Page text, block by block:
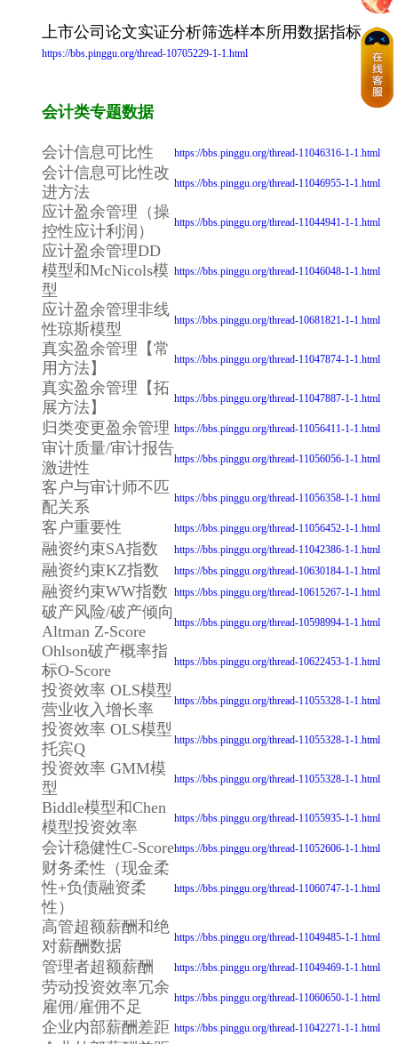
上市公司论文实证分析筛选样本所用数据指标
https://bbs.pinggu.org/thread-10705229-1-1.html
会计类专题数据
会计信息可比性 https://bbs.pinggu.org/thread-11046316-1-1.html
会计信息可比性改
进方法
https://bbs.pinggu.org/thread-11046955-1-1.html
应计盈余管理（操
控性应计利润）
https://bbs.pinggu.org/thread-11044941-1-1.html
应计盈余管理DD
模型和McNicols模
型
https://bbs.pinggu.org/thread-11046048-1-1.html
应计盈余管理非线
性琼斯模型
https://bbs.pinggu.org/thread-10681821-1-1.html
真实盈余管理【常
用方法】
https://bbs.pinggu.org/thread-11047874-1-1.html
真实盈余管理【拓
展方法】
https://bbs.pinggu.org/thread-11047887-1-1.html
归类变更盈余管理 https://bbs.pinggu.org/thread-11056411-1-1.html
审计质量/审计报告
激进性
https://bbs.pinggu.org/thread-11056056-1-1.html
客户与审计师不匹
配关系
https://bbs.pinggu.org/thread-11056358-1-1.html
客户重要性 https://bbs.pinggu.org/thread-11056452-1-1.html
融资约束SA指数 https://bbs.pinggu.org/thread-11042386-1-1.html
融资约束KZ指数 https://bbs.pinggu.org/thread-10630184-1-1.html
融资约束WW指数 https://bbs.pinggu.org/thread-10615267-1-1.html
破产风险/破产倾向
Altman Z-Score
https://bbs.pinggu.org/thread-10598994-1-1.html
Ohlson破产概率指
标O-Score
https://bbs.pinggu.org/thread-10622453-1-1.html
投资效率 OLS模型
营业收入增长率
https://bbs.pinggu.org/thread-11055328-1-1.html
投资效率 OLS模型
托宾Q
https://bbs.pinggu.org/thread-11055328-1-1.html
投资效率 GMM模
型
https://bbs.pinggu.org/thread-11055328-1-1.html
Biddle模型和Chen
模型投资效率
https://bbs.pinggu.org/thread-11055935-1-1.html
会计稳健性C-Scorehttps://bbs.pinggu.org/thread-11052606-1-1.html
财务柔性（现金柔
性+负债融资柔
性）
https://bbs.pinggu.org/thread-11060747-1-1.html
高管超额薪酬和绝
对薪酬数据
https://bbs.pinggu.org/thread-11049485-1-1.html
管理者超额薪酬 https://bbs.pinggu.org/thread-11049469-1-1.html
劳动投资效率冗余
雇佣/雇佣不足
https://bbs.pinggu.org/thread-11060650-1-1.html
企业内部薪酬差距 https://bbs.pinggu.org/thread-11042271-1-1.html